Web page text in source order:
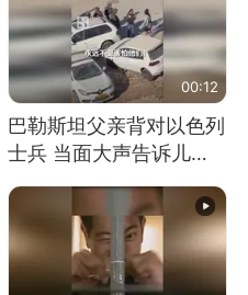
00:12
巴勒斯坦父亲背对以色列
士兵 当面大声告诉儿